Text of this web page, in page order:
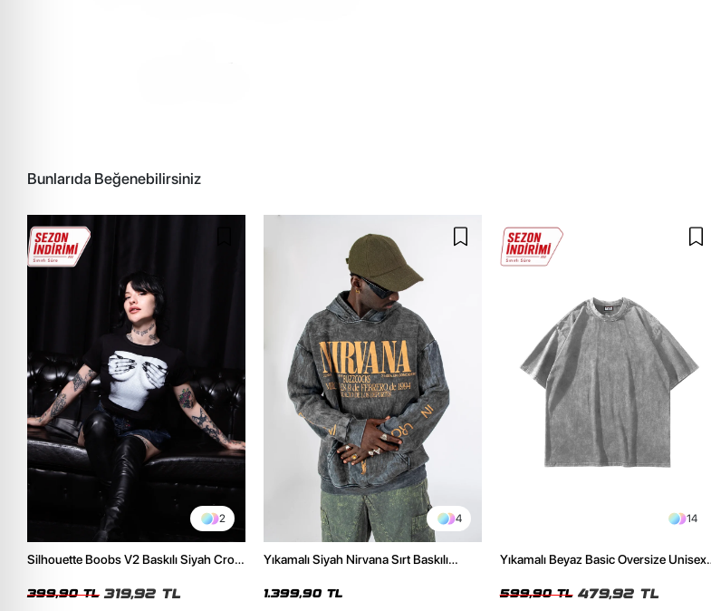
Bunlarıda Beğenebilirsiniz
2
Silhouette Boobs V2 Baskılı Siyah Crop
399,90 TL 319,92 TL
4
Yıkamalı Siyah Nirvana Sırt Baskılı
1.399,90 TL
14
Yıkamalı Beyaz Basic Oversize Unisex
599,90 TL 479,92 TL